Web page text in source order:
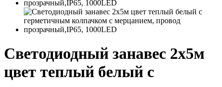
Светодиодный занавес 2х5м
цвет теплый белый с